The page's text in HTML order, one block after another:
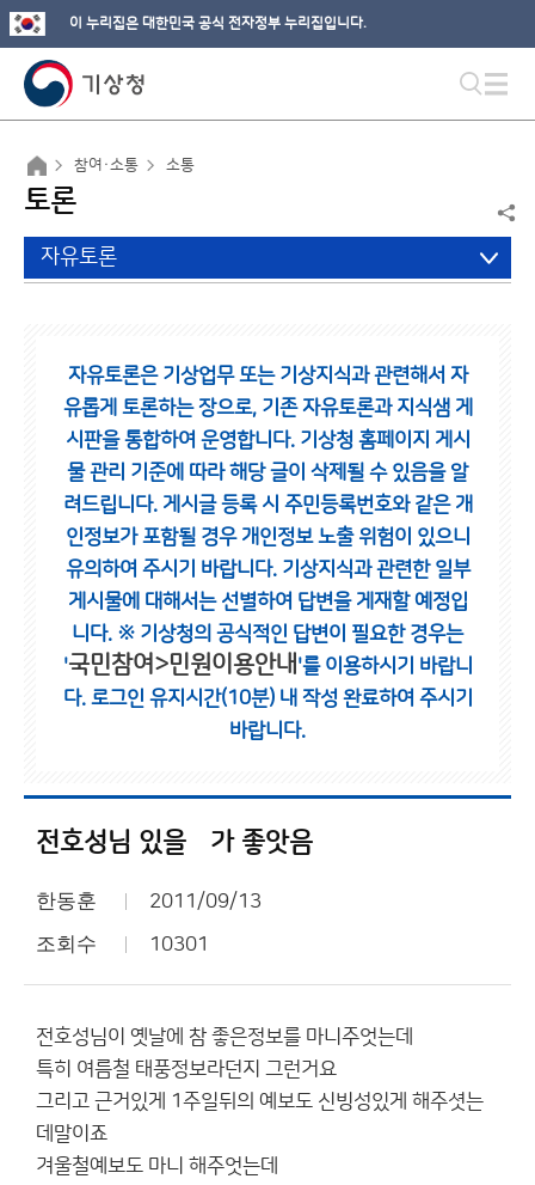
이 누리집은 대한민국 공식 전자정부 누리집입니다.
참여·소통 소통
토론
자유토론
자유토론은 기상업무 또는 기상지식과 관련해서 자
유롭게 토론하는 장으로, 기존 자유토론과 지식샘 게
시판을 통합하여 운영합니다. 기상청 홈페이지 게시
물 관리 기준에 따라 해당 글이 삭제될 수 있음을 알
려드립니다. 게시글 등록 시 주민등록번호와 같은 개
인정보가 포함될 경우 개인정보 노출 위험이 있으니
유의하여 주시기 바랍니다. 기상지식과 관련한 일부
게시물에 대해서는 선별하여 답변을 게재할 예정입
니다. ※ 기상청의 공식적인 답변이 필요한 경우는
'국민참여>민원이용안내 '를 이용하시기 바랍니
다. 로그인 유지시간(10분) 내 작성 완료하여 주시기
바랍니다.
전호성님 있을뗴가 좋앗음
한동훈 2011/09/13
조회수 10301
전호성님이 옛날에 참 좋은정보를 마니주엇는데
특히 여름철 태풍정보라던지 그런거요
그리고 근거있게 1주일뒤의 예보도 신빙성있게 해주셧는
데말이죠
겨울철예보도 마니 해주엇는데